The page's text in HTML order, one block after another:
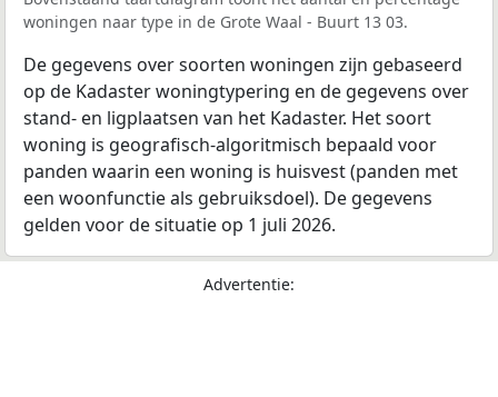
woningen naar type in de Grote Waal - Buurt 13 03.
De gegevens over soorten woningen zijn gebaseerd
op de Kadaster woningtypering en de gegevens over
stand- en ligplaatsen van het Kadaster. Het soort
woning is geografisch-algoritmisch bepaald voor
panden waarin een woning is huisvest (panden met
een woonfunctie als gebruiksdoel). De gegevens
gelden voor de situatie op 1 juli 2026.
Advertentie: